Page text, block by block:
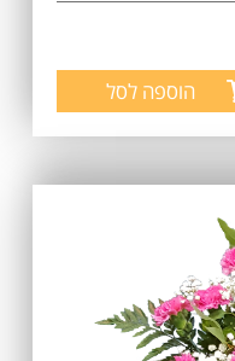
הוספה לסל